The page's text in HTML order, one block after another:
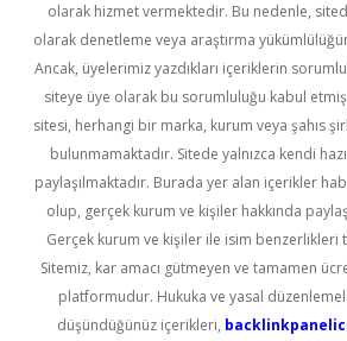
olarak hizmet vermektedir. Bu nedenle,
olarak denetleme veya araştırma
Ancak, üyelerimiz yazdıkları içeriklerin
siteye üye olarak bu sorumluluğu kabul etmiş
sitesi, herhangi bir marka, kurum veya şahıs
bulunmamaktadır. Sitede yalnızca kendi
paylaşılmaktadır. Burada yer alan içerikler
olup, gerçek kurum ve kişiler hakkında
Gerçek kurum ve kişiler ile isim
Sitemiz, kar amacı gütmeyen ve tamamen
platformudur. Hukuka ve yasal
düşündüğünüz içerikleri,